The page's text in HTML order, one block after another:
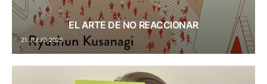
EL ARTE DE NO REACCIONAR
21 JULIO 2025